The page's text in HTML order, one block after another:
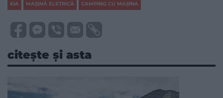
KIA MAȘINĂ ELETRICĂ CAMPING CU MAȘINA
citește și asta